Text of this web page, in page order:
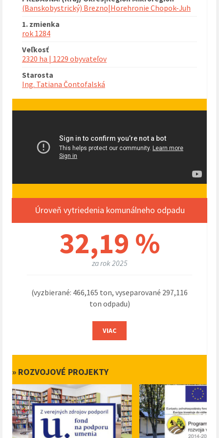
(Banskobystrický) Brezno|Horehronie Chopok-Juh
1. zmienka
rok 1284
Veľkosť
2320 ha | 1229 obyvateľov
Starosta
Ing. Tatiana Čontofalská
Úroveň vytriedenia komunálneho odpadu
32,19 %
za rok 2025
(vyzbierané: 466,165 ton, vyseparované 297,116
ton odpadu)
VIAC
» ROZVOJOVÉ PROJEKTY